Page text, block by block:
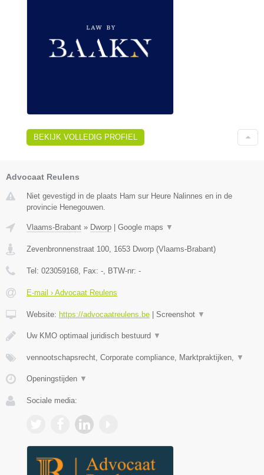
BEKIJK VOLLEDIG PROFIEL
Advocaat Reulens
Niet gevestigd in de plaats Ham sur Heure Nalinnes en in de
provincie Henegouwen.
Vlaams-Brabant » Dworp Google maps ▼
Zevenbronnenstraat 100 1653 Dworp (Vlaams-Brabant)
Tel: 023059168 , Fax: - , BTW-nr: -
E-mail › Advocaat Reulens
Website: https://advocaatreulens.be Screenshot ▼
Uw KMO optimaal juridisch bestuurd ▼
vennootschapsrecht, Corporate compliance, Marktpraktijken, ▼
Openingstijden ▼
Sociale media: